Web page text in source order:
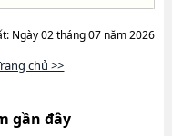
Ngày 02 tháng 07 năm 2026
chủ >>
gần đây